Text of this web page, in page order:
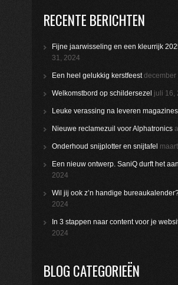
RECENTE BERICHTEN
Fijne jaarwisseling en een kleurrijk
31, 2024
Een heel gelukkig kerstfeest december
Welkomstbord op schildersezel juli 16,
Leuke verassing na leveren magazines
Nieuwe reclamezuil voor Alphatronics
Onderhoud snijplotter en snijtafel
Een nieuw ontwerp. SaniQ durft het
2024
Wil jij ook z’n handige
2024
In 3 stappen naar content voor je
2024
BLOG CATEGORIEËN